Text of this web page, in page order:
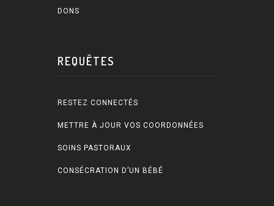
DONS
REQUÊTES
RESTEZ CONNECTÉS
METTRE À JOUR VOS COORDONNÉES
SOINS PASTORAUX
CONSÉCRATION D’UN BÉBÉ